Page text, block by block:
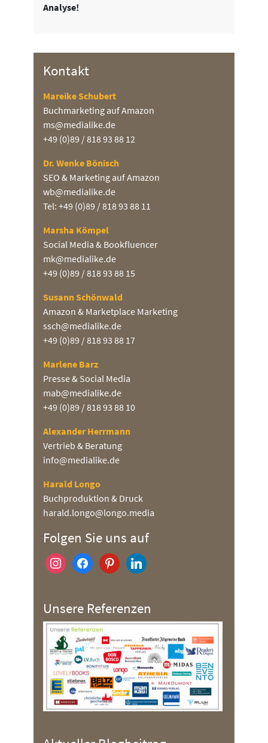
Analyse!
Kontakt
Mareike Schubert
Buchmarketing auf Amazon
ms@medialike.de
+49 (0)89 / 818 93 88 12
Dr. Wenke Bönisch
SEO & Marketing auf Amazon
wb@medialike.de
Tel: +49 (0)89 / 818 93 88 11
Marsha Kömpel
Social Media & Bookfluencer
mk@medialike.de
+49 (0)89 / 818 93 88 15
Susann Schönwald
Amazon & Marketplace Marketing
ssch@medialike.de
+49 (0)89 / 818 93 88 17
Marlene Barz
Presse & Social Media
mab@medialike.de
+49 (0)89 / 818 93 88 10
Alexander Herrmann
Vertrieb & Beratung
info@medialike.de
Harald Longo
Buchproduktion & Druck
harald.longo@longo.media
Folgen Sie uns auf
instagramfacebookpinterestlinkedin
Unsere Referenzen